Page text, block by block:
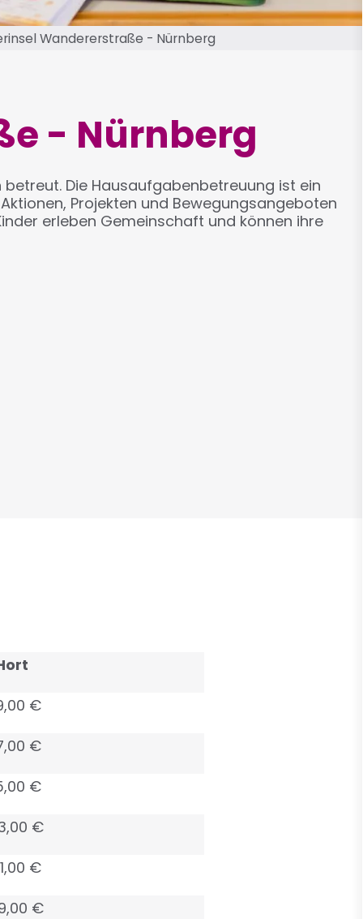
Wandererstraße - Nürnberg
- Nürnberg
Die Hausaufgabenbetreuung ist ein
Projekten und Bewegungsangeboten
erleben Gemeinschaft und können ihre
€
€
€
€
€
€